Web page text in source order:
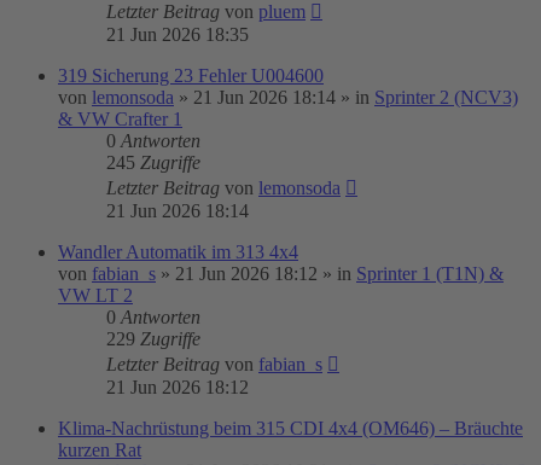
Letzter Beitrag von pluem
21 Jun 2026 18:35
319 Sicherung 23 Fehler U004600
von lemonsoda » 21 Jun 2026 18:14 » in Sprinter 2 (NCV3)
& VW Crafter 1
0 Antworten
245 Zugriffe
Letzter Beitrag von lemonsoda
21 Jun 2026 18:14
Wandler Automatik im 313 4x4
von fabian_s » 21 Jun 2026 18:12 » in Sprinter 1 (T1N) &
VW LT 2
0 Antworten
229 Zugriffe
Letzter Beitrag von fabian_s
21 Jun 2026 18:12
Klima-Nachrüstung beim 315 CDI 4x4 (OM646) – Bräuchte
kurzen Rat